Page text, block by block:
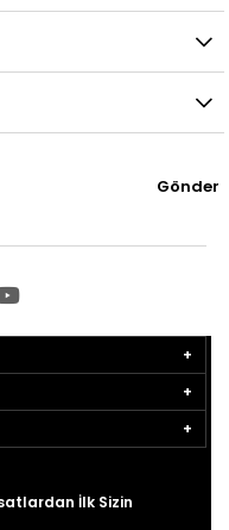
Gönder
İlk Sizin